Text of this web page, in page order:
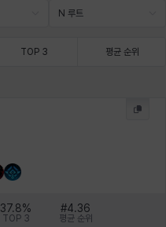
엘레나 요한
이바
자히르
N 루트
TOP 3
평균 순위
37.8%
TOP 3
#4.36
평균 순위